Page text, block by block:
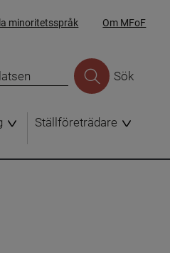
minoritetsspråk Om MFoF
Sök
Ställföreträdare